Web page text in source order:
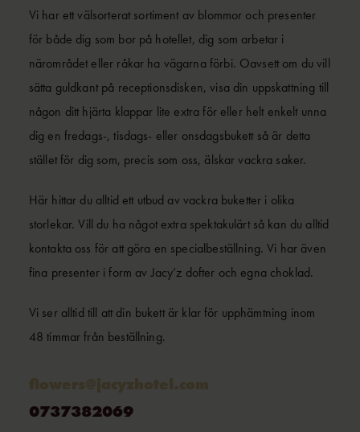
Vi har ett välsorterat sortiment av blommor och presenter
för både dig som bor på hotellet, dig som arbetar i
närområdet eller råkar ha vägarna förbi. Oavsett om du vill
sätta guldkant på receptionsdisken, visa din uppskattning till
någon ditt hjärta klappar lite extra för eller helt enkelt unna
dig en fredags-, tisdags- eller onsdagsbukett så är detta
stället för dig som, precis som oss, älskar vackra saker.
Här hittar du alltid ett utbud av vackra buketter i olika
storlekar. Vill du ha något extra spektakulärt så kan du alltid
kontakta oss för att göra en specialbeställning. Vi har även
fina presenter i form av Jacy’z dofter och egna choklad.
Vi ser alltid till att din bukett är klar för upphämtning inom
48 timmar från beställning.
flowers@jacyzhotel.com
0737382069